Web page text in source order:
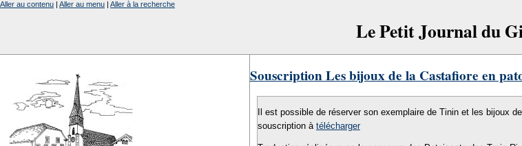
Le Petit Journal du
Aller au contenu | Aller au menu | Aller à la recherche
Souscription Les bijoux de la Castafiore en
Il est possible de réserver son exemplaire de Tinin et les bijoux
souscription à télécharger